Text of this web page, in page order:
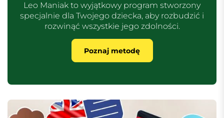
Leo Maniak to wyjątkowy program stworzony
specjalnie dla Twojego dziecka, aby rozbudzić i
rozwinąć wszystkie jego zdolności.
Poznaj metodę